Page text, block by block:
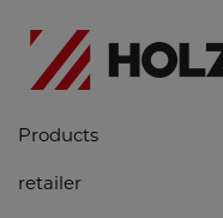
Products
retailer